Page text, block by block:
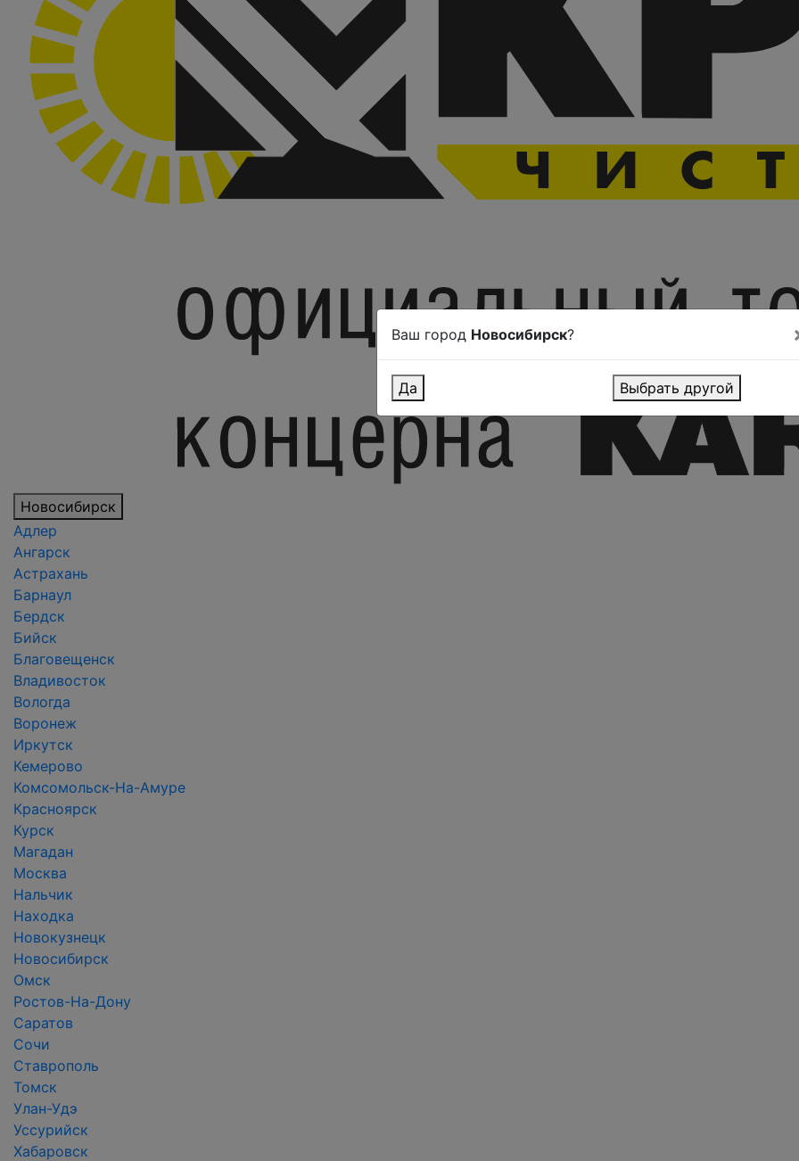
Новосибирск
Адлер
Ангарск
Астрахань
Барнаул
Бердск
Бийск
Благовещенск
Владивосток
Вологда
Воронеж
Иркутск
Кемерово
Комсомольск-На-Амуре
Красноярск
Курск
Магадан
Москва
Нальчик
Находка
Новокузнецк
Новосибирск
Омск
Ростов-На-Дону
Саратов
Сочи
Ставрополь
Томск
Улан-Удэ
Уссурийск
Хабаровск
Ваш город Новосибирск?
Да Выбрать другой